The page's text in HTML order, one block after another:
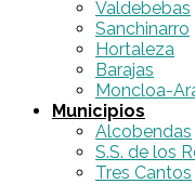
Valdebebas
Sanchinarro
Hortaleza
Barajas
Moncloa-
Municipios
Alcobendas
S.S. de los
Tres Cantos